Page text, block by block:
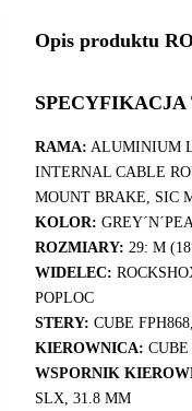
Opis produktu
RAMA: ALUMINIUM
INTERNAL CABLE
MOUNT BRAKE, SIC
KOLOR:
ROZMIARY: 29: M
WIDELEC:
POPLOC
STERY: CUBE
KIEROWNICA:
WSPORNIK
SLX, 31.8 MM